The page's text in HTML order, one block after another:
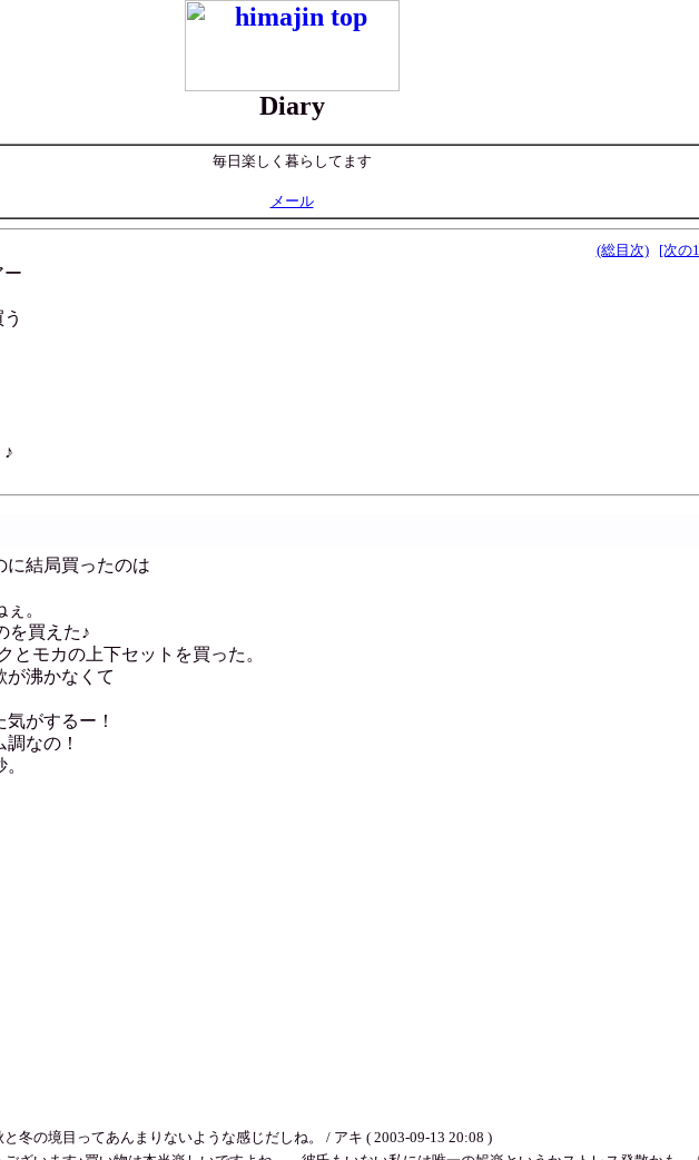
Diary
毎日楽しく暮らしてます
メール
(総目次) [次の
に結局買ったのは
。
を買えた♪
モカの上下セットを買った。
が沸かなくて
がするー！
なの！
の境目ってあんまりないような感じだしね。 / アキ ( 2003-09-13 20:08 )